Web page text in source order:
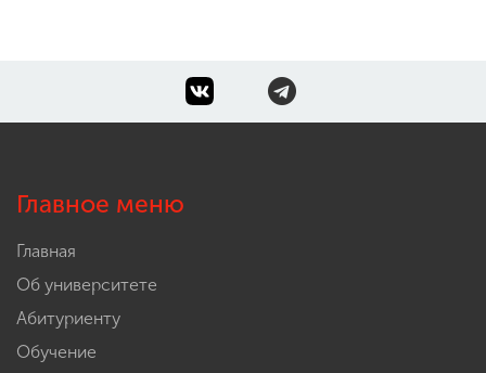
Главное меню
Главная
Об университете
Абитуриенту
Обучение